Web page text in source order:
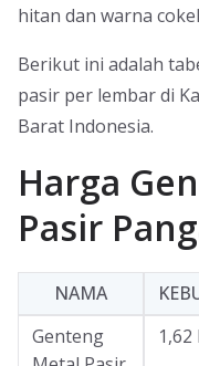
hitan dan warna
Berikut ini adalah
pasir per lembar di
Barat Indonesia.
Harga
Pasir
NAMA
Genteng